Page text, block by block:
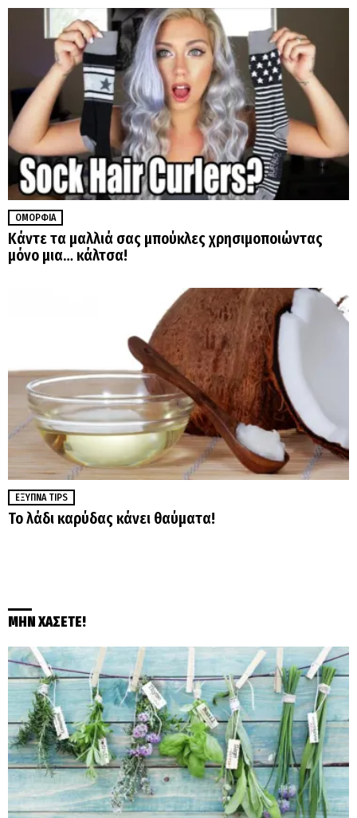
ΟΜΟΡΦΙΆ
Κάντε τα μαλλιά σας μπούκλες χρησιμοποιώντας
μόνο μια… κάλτσα!
ΈΞΥΠΝΑ TIPS
Το λάδι καρύδας κάνει θαύματα!
ΜΗΝ ΧΑΣΕΤΕ!